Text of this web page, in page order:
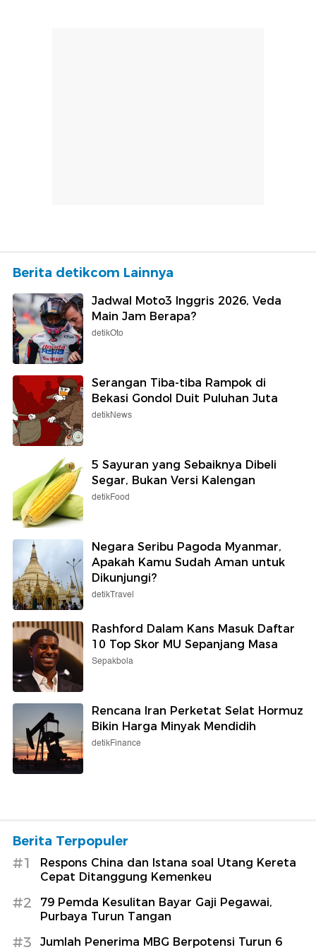
Berita detikcom Lainnya
Jadwal Moto3 Inggris 2026, Veda
Main Jam Berapa?
detikOto
Serangan Tiba-tiba Rampok di
Bekasi Gondol Duit Puluhan Juta
detikNews
5 Sayuran yang Sebaiknya Dibeli
Segar, Bukan Versi Kalengan
detikFood
Negara Seribu Pagoda Myanmar,
Apakah Kamu Sudah Aman untuk
Dikunjungi?
detikTravel
Rashford Dalam Kans Masuk Daftar
10 Top Skor MU Sepanjang Masa
Sepakbola
Rencana Iran Perketat Selat Hormuz
Bikin Harga Minyak Mendidih
detikFinance
Berita Terpopuler
#1
Respons China dan Istana soal Utang Kereta
Cepat Ditanggung Kemenkeu
#2
79 Pemda Kesulitan Bayar Gaji Pegawai,
Purbaya Turun Tangan
#3
Jumlah Penerima MBG Berpotensi Turun 6